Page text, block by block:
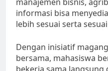
informasi bisa
lebih sesuai serta
Dengan inisiatif
bersama, mahasiswa